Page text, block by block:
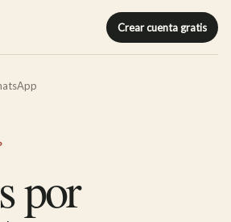
Crear cuenta gratis
por